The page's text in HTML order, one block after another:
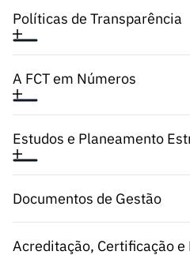
Políticas de Transparência
A FCT em Números
Estudos e Planeamento
Documentos de Gestão
Acreditação, Certificação